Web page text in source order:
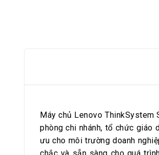
Máy chủ Lenovo ThinkSystem
phòng chi nhánh, tổ chức giáo
ưu cho môi trường doanh
chắc và sẵn sàng cho quá